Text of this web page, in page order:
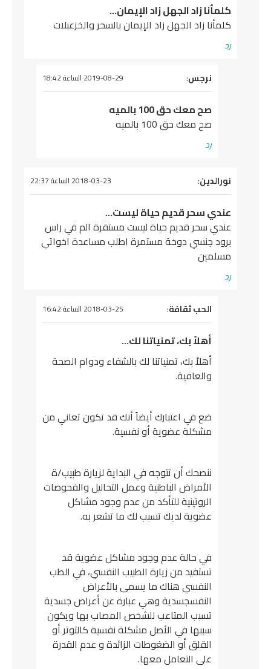
كلمأنا زاد الجهل زاد الإيمان…
كلمأنا زاد الجهل زاد الإيمان بالسحر والخزعبلات
رد
يقول
نرجس: 2019-08-29 الساعة 18:42
صح معك حق 100 بالميه
صح معك حق 100 بالميه
رد
يقول
نورالدين: 2018-03-23 الساعة 22:37
عندي سحر قديم حياة ليست…
عندي سحر قديم حياة ليست مستقرة الم في راس
برود جنسي دوخة مستمرة اطلب مساعدة اخواتي
مسلمين
رد
يقول
الحب ثقافة: 2018-03-25 الساعة 16:42
أهلاً بك، تمنياتنا لك…
أهلاً بك، تمنياتنا لك بالشفاء ودوام الصحة
والعافية.
ضع في اعتبارك أيضاً أنك قد تكون تعاني من
مشكلة عضوية أو نفسية.
ننصحك أن تتوجه في البداية لزيارة طبيب/ة
الأمراض الباطنية وعمل التحاليل والفحوصات
الروتينية للتأكد من عدم وجود مشاكل
عضوية لديك تسبب لك ما تشعر به.
في حالة عدم وجود مشاكل عضوية قد
تستفيد من زيارة الطبيب النفسي، في الطب
النفسي هناك ما يسمى بالأعراض
النفسجسدية وهي عبارة عن أعراض جسدية
تسبب المتاعب للشخص المصاب بها ويكون
سببها في الأصل مشكلة نفسية كالتوتر أو
القلق أو الضغوطات الزائدة و عدم القدرة
على التعامل معها.